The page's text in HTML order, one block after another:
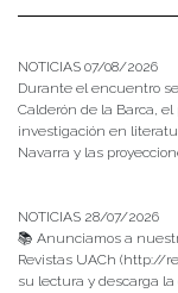
NOTICIAS 07/08/2026
Durante el encuentro
Calderón de la Barca,
investigación en
Navarra y las
NOTICIAS 28/07/2026
📚 Anunciamos a
Revistas UACh (http://
su lectura y descarga la